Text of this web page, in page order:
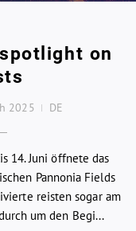
on
2025 DE
14. Juni öffnete das
Pannonia Fields
reisten sogar am
um den Begi...